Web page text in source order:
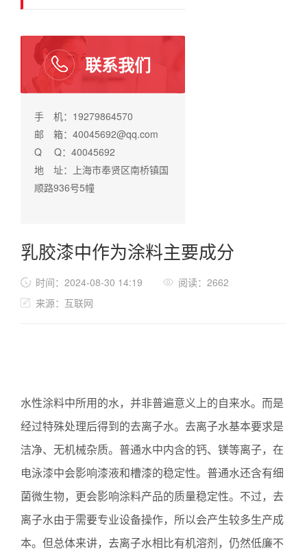
联系我们
手 机：19279864570
邮 箱：40045692@qq.com
Q Q：40045692
地 址：上海市奉贤区南桥镇国
顺路936号5幢
乳胶漆中作为涂料主要成分
时间：2024-08-30 14:19
阅读：2662
来源：互联网
水性涂料中所用的水，并非普遍意义上的自来水。而是
经过特殊处理后得到的去离子水。去离子水基本要求是
洁净、无机械杂质。普通水中内含的钙、镁等离子，在
电泳漆中会影响漆液和槽漆的稳定性。普通水还含有细
菌微生物，更会影响涂料产品的质量稳定性。不过，去
离子水由于需要专业设备操作，所以会产生较多生产成
本。但总体来讲，去离子水相比有机溶剂，仍然低廉不